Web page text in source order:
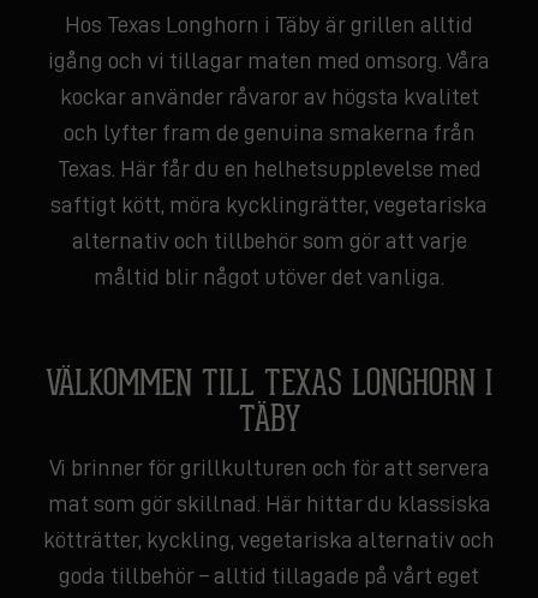
Hos Texas Longhorn i Täby är grillen alltid
igång och vi tillagar maten med omsorg. Våra
kockar använder råvaror av högsta kvalitet
och lyfter fram de genuina smakerna från
Texas. Här får du en helhetsupplevelse med
saftigt kött, möra kycklingrätter, vegetariska
alternativ och tillbehör som gör att varje
måltid blir något utöver det vanliga.
VÄLKOMMEN TILL TEXAS LONGHORN I
TÄBY
Vi brinner för grillkulturen och för att servera
mat som gör skillnad. Här hittar du klassiska
kötträtter, kyckling, vegetariska alternativ och
goda tillbehör – alltid tillagade på vårt eget